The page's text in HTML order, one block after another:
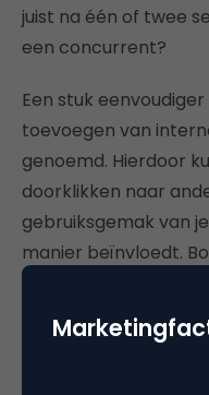
juist na één of twee
een concurrent?
Een stuk
toevoegen van
genoemd. Hierdoor
doorklikken naar
gebruiksgemak van
manier beïnvloedt.
klanten langer vast,
ten goede komt.